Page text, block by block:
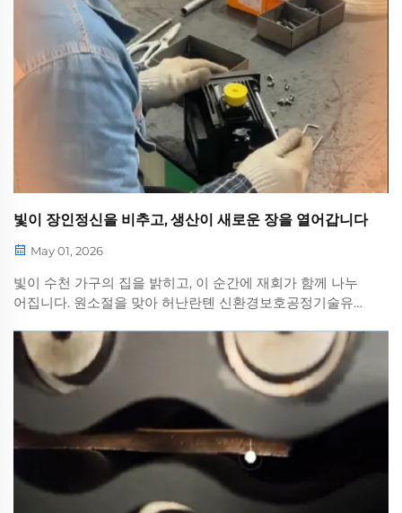
빛이 장인정신을 비추고, 생산이 새로운 장을 열어갑니다
May 01, 2026
빛이 수천 가구의 집을 밝히고, 이 순간에 재회가 함께 나누
어집니다. 원소절을 맞아 허난란톈 신환경보호공정기술유한
의 인사를 드립니다...